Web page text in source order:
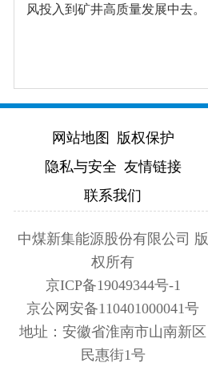
风投入到矿井高质量发展中去。
网站地图
版权保护
隐私与安全 友情链接
联系我们
中煤新集能源股份有限公司 版
权所有
京ICP备19049344号-1
京公网安备110401000041号
地址：安徽省淮南市山南新区
民惠街1号